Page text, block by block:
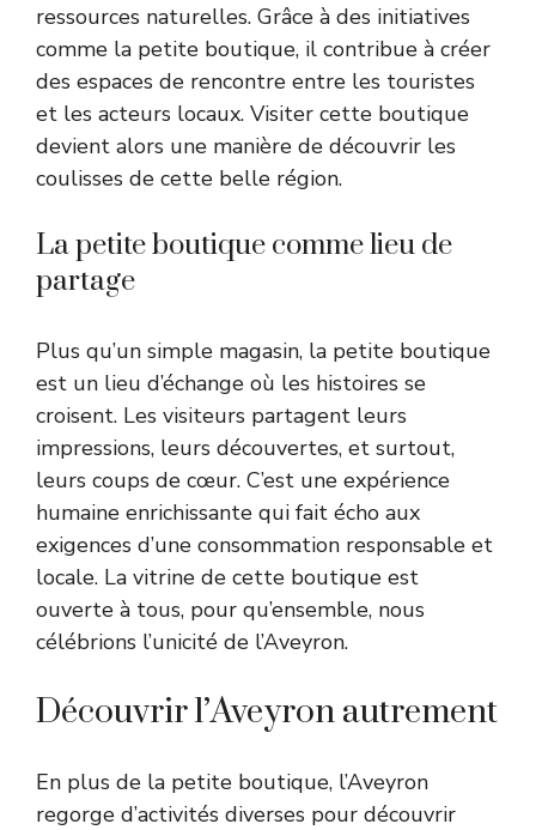
ressources naturelles. Grâce à des initiatives
comme la petite boutique, il contribue à créer
des espaces de rencontre entre les touristes
et les acteurs locaux. Visiter cette boutique
devient alors une manière de découvrir les
coulisses de cette belle région.
La petite boutique comme lieu de
partage
Plus qu’un simple magasin, la petite boutique
est un lieu d’échange où les histoires se
croisent. Les visiteurs partagent leurs
impressions, leurs découvertes, et surtout,
leurs coups de cœur. C’est une expérience
humaine enrichissante qui fait écho aux
exigences d’une consommation responsable et
locale. La vitrine de cette boutique est
ouverte à tous, pour qu’ensemble, nous
célébrions l’unicité de l’Aveyron.
Découvrir l’Aveyron autrement
En plus de la petite boutique, l’Aveyron
regorge d’activités diverses pour découvrir